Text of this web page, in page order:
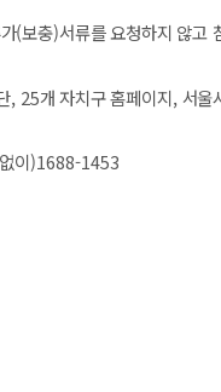
(보충)서류를 요청하지 않고
, 25개 자치구 홈페이지, 서울
이)1688-1453